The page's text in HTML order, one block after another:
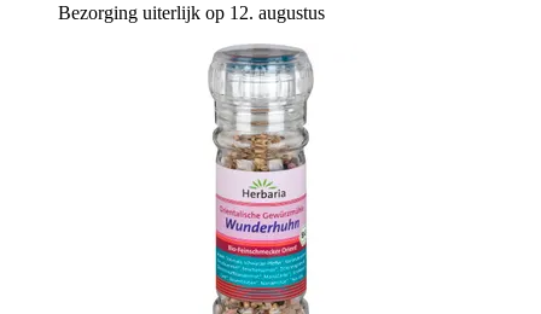
Bezorging uiterlijk op 12. augustus